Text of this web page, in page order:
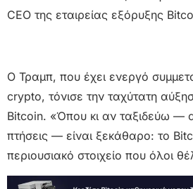
CEO της εταιρείας εξόρυξης
Ο Τραμπ, που έχει ενεργό
crypto, τόνισε την ταχύτατη
Bitcoin. «Όπου κι αν ταξιδεύω —
πτήσεις — είναι ξεκάθαρο: το
περιουσιακό στοιχείο που όλοι